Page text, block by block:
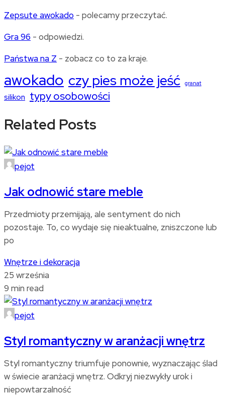
Zepsute awokado - polecamy przeczytać.
Gra 96 - odpowiedzi.
Państwa na Z - zobacz co to za kraje.
awokado czy pies może jeść granat
silikon typy osobowości
Related Posts
pejot
Jak odnowić stare meble
Przedmioty przemijają, ale sentyment do nich
pozostaje. To, co wydaje się nieaktualne, zniszczone lub
po
Wnętrze i dekoracja
25 września
9 min read
pejot
Styl romantyczny w aranżacji wnętrz
Styl romantyczny triumfuje ponownie, wyznaczając ślad
w świecie aranżacji wnętrz. Odkryj niezwykły urok i
niepowtarzalność